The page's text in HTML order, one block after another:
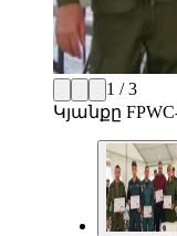
1 / 3
Կյանքը